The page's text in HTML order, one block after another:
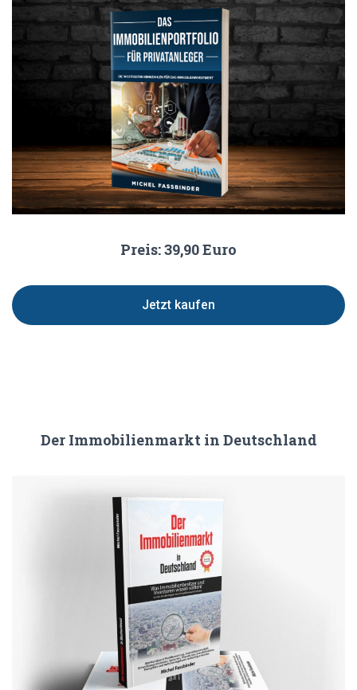
Preis: 39,90 Euro
Jetzt kaufen
Der Immobilienmarkt in Deutschland